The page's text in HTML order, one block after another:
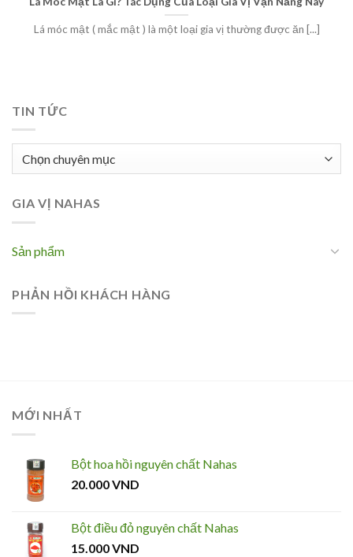
Lá móc mật ( mắc mật ) là một loại gia vị thường được ăn [...]
TIN TỨC
Tin
tức
GIA VỊ NAHAS
Sản phẩm
PHẢN HỒI KHÁCH HÀNG
MỚI NHẤT
Bột hoa hồi nguyên chất Nahas
20.000VND
Bột điều đỏ nguyên chất Nahas
15.000VND